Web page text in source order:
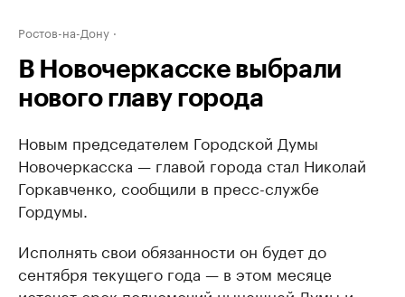
Ростов-на-Дону
В Новочеркасске выбрали
нового главу города
Новым председателем Городской Думы
Новочеркасска — главой города стал Николай
Горкавченко, сообщили в пресс-службе
Гордумы.
Исполнять свои обязанности он будет до
сентября текущего года — в этом месяце